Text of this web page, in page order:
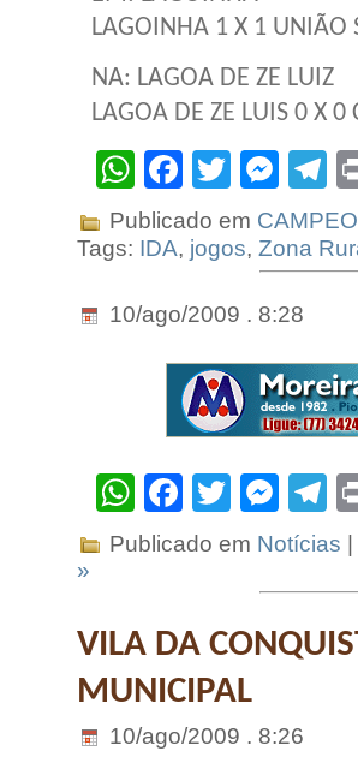
LAGOINHA 1 X 1 UNIÃO
NA: LAGOA DE ZE LUIZ
LAGOA DE ZE LUIS 0 X
WhatsApp
Facebook
Twitter
Publicado em
Tags: IDA, jogos, Zona
10/ago/2009 . 8:28
WhatsApp
Facebook
Twitter
Publicado em Notícias
»
VILA DA
MUNICIPAL
10/ago/2009 . 8:26